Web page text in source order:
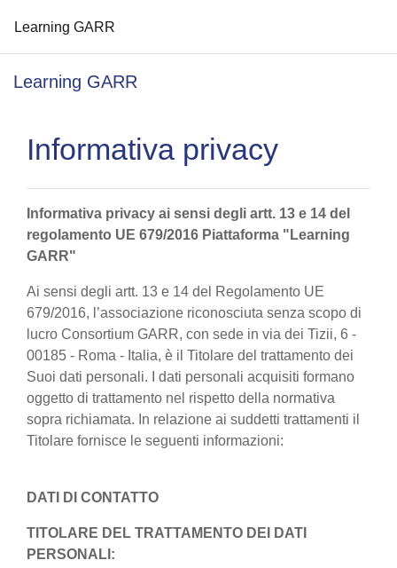
Learning GARR
Learning GARR
Informativa privacy
Informativa privacy ai sensi degli artt. 13 e 14 del
regolamento UE 679/2016 Piattaforma "Learning
GARR"
Ai sensi degli artt. 13 e 14 del Regolamento UE
679/2016, l’associazione riconosciuta senza scopo di
lucro Consortium GARR, con sede in via dei Tizii, 6 -
00185 - Roma - Italia, è il Titolare del trattamento dei
Suoi dati personali. I dati personali acquisiti formano
oggetto di trattamento nel rispetto della normativa
sopra richiamata. In relazione ai suddetti trattamenti il
Titolare fornisce le seguenti informazioni:
DATI DI CONTATTO
TITOLARE DEL TRATTAMENTO DEI DATI
PERSONALI: